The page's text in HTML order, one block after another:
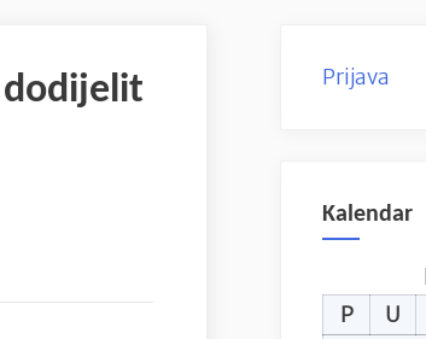
dodijelit
Prijava
Kalendar
P
U